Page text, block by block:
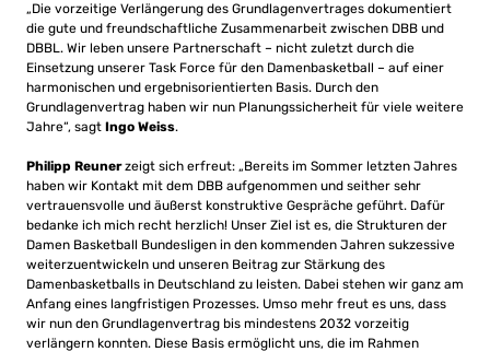
„Die vorzeitige Verlängerung des Grundlagenvertrages dokumentiert
die gute und freundschaftliche Zusammenarbeit zwischen DBB und
DBBL. Wir leben unsere Partnerschaft – nicht zuletzt durch die
Einsetzung unserer Task Force für den Damenbasketball – auf einer
harmonischen und ergebnisorientierten Basis. Durch den
Grundlagenvertrag haben wir nun Planungssicherheit für viele weitere
Jahre“, sagt Ingo Weiss.
Philipp Reunerzeigt sich erfreut: „Bereits im Sommer letzten Jahres
haben wir Kontakt mit dem DBB aufgenommen und seither sehr
vertrauensvolle und äußerst konstruktive Gespräche geführt. Dafür
bedanke ich mich recht herzlich! Unser Ziel ist es, die Strukturen der
Damen Basketball Bundesligen in den kommenden Jahren sukzessive
weiterzuentwickeln und unseren Beitrag zur Stärkung des
Damenbasketballs in Deutschland zu leisten. Dabei stehen wir ganz am
Anfang eines langfristigen Prozesses. Umso mehr freut es uns, dass
wir nun den Grundlagenvertrag bis mindestens 2032 vorzeitig
verlängern konnten. Diese Basis ermöglicht uns, die im Rahmen